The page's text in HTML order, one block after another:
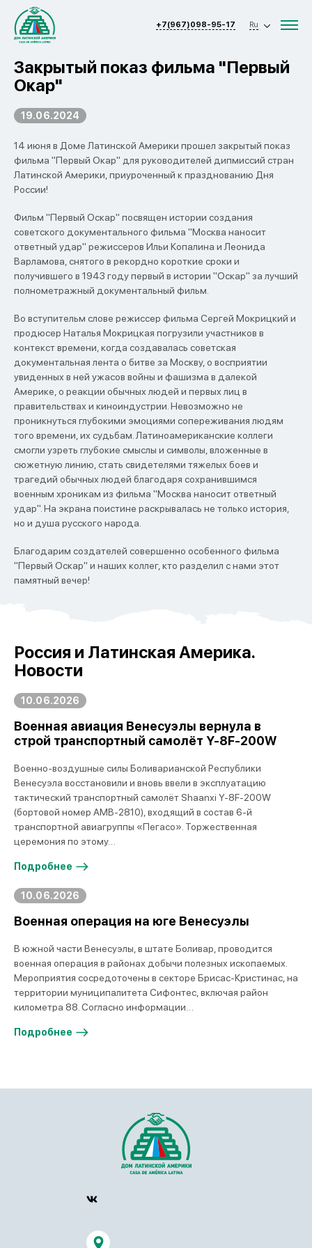
+7(967)098-95-17 Ru
Закрытый показ фильма "Первый
Окар"
19.06.2024
14 июня в Доме Латинской Америки прошел закрытый показ
фильма "Первый Окар" для руководителей дипмиссий стран
Латинской Америки, приуроченный к празднованию Дня
России!
Фильм "Первый Оскар" посвящен истории создания
советского документального фильма "Москва наносит
ответный удар" режиссеров Ильи Копалина и Леонида
Варламова, снятого в рекордно короткие сроки и
получившего в 1943 году первый в истории "Оскар" за лучший
полнометражный документальный фильм.
Во вступительм слове режиссер фильма Сергей Мокрицкий и
продюсер Наталья Мокрицкая погрузили участников в
контекст времени, когда создавалась советская
документальная лента о битве за Москву, о восприятии
увиденных в ней ужасов войны и фашизма в далекой
Америке, о реакции обычных людей и первых лиц в
правительствах и киноиндустрии. Невозможно не
проникнуться глубокими эмоциями сопереживания людям
того времени, их судьбам. Латиноамериканские коллеги
смогли узреть глубокие смыслы и символы, вложенные в
сюжетную линию, стать свидетелями тяжелых боев и
трагедий обычных людей благодаря сохранившимся
военным хроникам из фильма "Москва наносит ответный
удар". На экрана поистине раскрывалась не только история,
но и душа русского народа.
Благодарим создателей совершенно особенного фильма
"Первый Оскар" и наших коллег, кто разделил с нами этот
памятный вечер!
Россия и Латинская Америка.
Новости
10.06.2026
Военная авиация Венесуэлы вернула в
строй транспортный самолёт Y-8F-200W
Военно-воздушные силы Боливарианской Республики
Венесуэла восстановили и вновь ввели в эксплуатацию
тактический транспортный самолёт Shaanxi Y-8F-200W
(бортовой номер AMB-2810), входящий в состав 6-й
транспортной авиагруппы «Пегасо». Торжественная
церемония по этому…
Подробнее
10.06.2026
Военная операция на юге Венесуэлы
В южной части Венесуэлы, в штате Боливар, проводится
военная операция в районах добычи полезных ископаемых.
Мероприятия сосредоточены в секторе Брисас-Кристинас, на
территории муниципалитета Сифонтес, включая район
километра 88. Согласно информации…
Подробнее